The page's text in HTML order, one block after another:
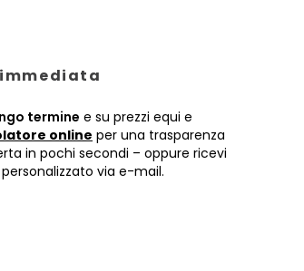
termine e su prezzi equi e
online per una trasparenza
in pochi secondi – oppure ricevi
via e-mail.